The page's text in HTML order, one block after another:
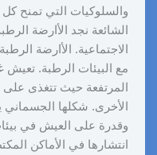
والسلوكيات التي تمنح كل
الشائعة نجد الأارضة
الاجتماعية. الأارضة
مع البيئات الرطبة. تعيش
المرتفعة حيث تتغذى على
الأخرى. شكلها الجسماني
وقدرة على العيش في
انتشارها في الأماكن